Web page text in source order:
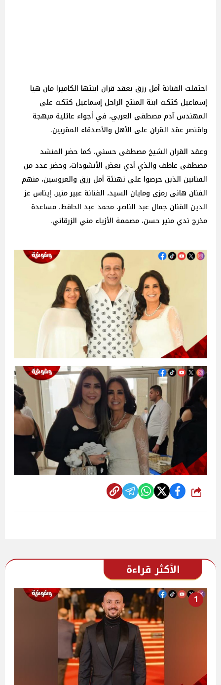
احتفلت الفنانة أمل رزق بعقد قران ابنتها الكاميرا مان هيا
إسماعيل كتكت ابنة المنتج الراحل إسماعيل كتكت على
المهندس آدم مصطفى العربي، في أجواء عائلية مبهجة
واقتصر عقد القران على الأهل والأصدقاء المقربين.
وعقد القران الشيخ مصطفى حسني، كما حضر المنشد
مصطفى عاطف والذي أدي بعض الأنشودات، وحضر عدد من
الفنانين الذبن حرصوا على تهنئة أمل رزق والعروسين، منهم
الفنان هانى رمزى ومايان السيد، الفنانة عبير منير، إيناس عز
الدين الفنان جمال عبد الناصر، محمد عبد الحافظ، مساعدة
مخرج ندي منير حسن، مصممة الأزياء مني الزرقاني.
شارك
الأكثر قراءة
1